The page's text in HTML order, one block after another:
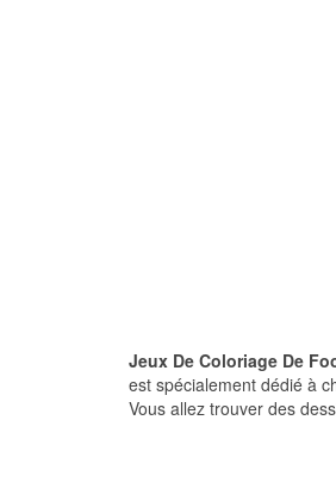
Jeux De Coloriage De
est spécialement dédié à
Vous allez trouver des